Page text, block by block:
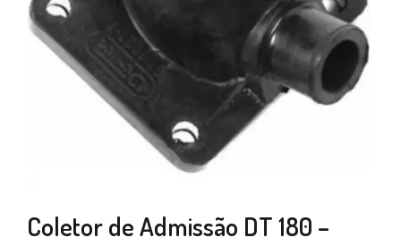
Coletor de Admissão DT 180 –